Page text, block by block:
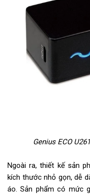
Genius ECO
Ngoài ra, thiết kế sản
kích thước nhỏ gọn, dễ
áo. Sản phẩm có mức